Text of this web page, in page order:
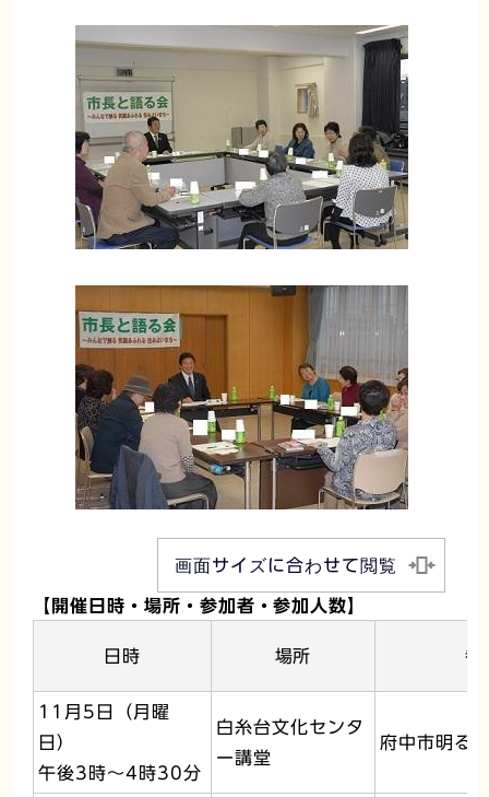
画面サイズに合わせて閲覧
【開催日時・場所・参加者・参加人数】
日時 場所 参
11月5日（月曜
日）
午後3時～4時30分
白糸台文化センタ
ー講堂
府中市明る